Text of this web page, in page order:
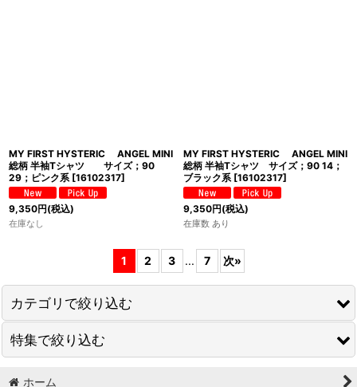
MY FIRST HYSTERIC ANGEL MINI
総柄 半袖Tシャツ サイズ；90
29；ピンク系 [16102317]
9,350円(税込)
在庫なし
MY FIRST HYSTERIC ANGEL MINI
総柄 半袖Tシャツ サイズ；90 14；
ブラック系 [16102317]
9,350円(税込)
在庫数 あり
1 2 3 ... 7 次»
カテゴリで絞り込む
DENIM DUNGAREE(デニムダンガリー)
GO TO HOLLYWOOD(ゴートゥーハリウッド)
特集で絞り込む
ホーム